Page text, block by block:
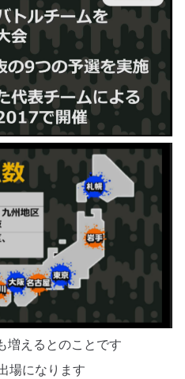
増えるとのことです
場になります